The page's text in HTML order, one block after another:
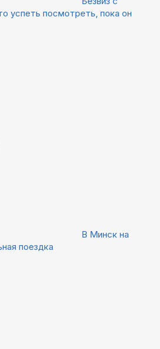
успеть посмотреть, пока он
В Минск на
поездка